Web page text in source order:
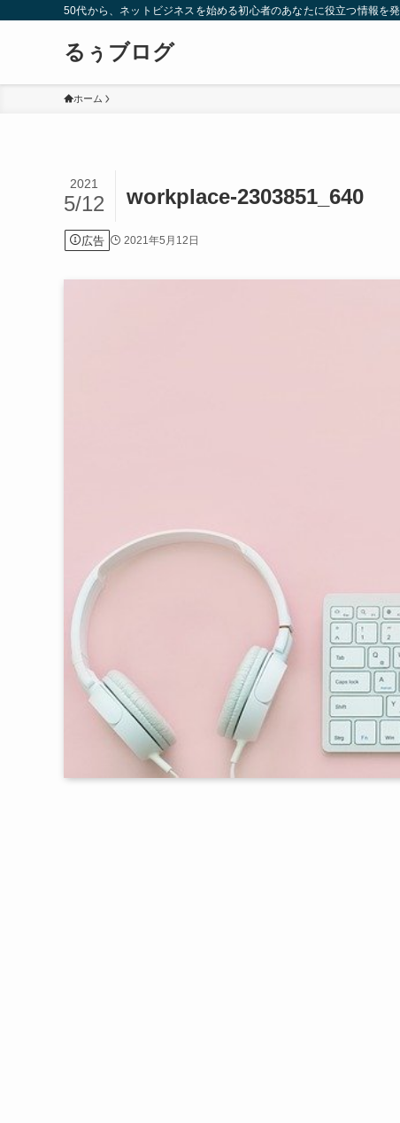
50代から、ネットビジネスを始める初心者のあなたに役立つ情報を発
るぅブログ
ホーム
workplace-2303851_640
2021
5/12
広告 2021年5月12日